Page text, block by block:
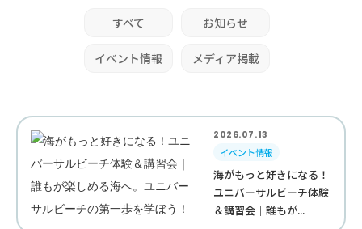
すべて お知らせ
イベント情報 メディア掲載
2026.07.13
イベント情報
海がもっと好きになる！
ユニバーサルビーチ体験
＆講習会｜誰もが...